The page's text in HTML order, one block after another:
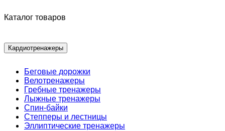
Каталог товаров
Кардиотренажеры
Беговые дорожки
Велотренажеры
Гребные тренажеры
Лыжные тренажеры
Спин-байки
Степперы и лестницы
Эллиптические тренажеры